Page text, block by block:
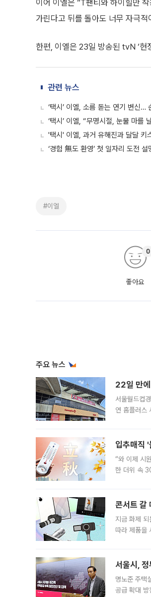
이어 이엘은 “T팬티와 하이힐만
가린다고 뒤를 돌아도 너무 자극
한편, 이엘은 23일 방송된 tvN ‘현
관련 뉴스
‘택시’ 이엘, 소름 돋는 연기 변신…
‘택시’ 이엘, “무명시절, 눈물 마를
'택시' 이엘, 과거 유해진과 달달 키
‘경험 無도 환영’ 첫 일자리 도전 설
#이엘
좋아요
0
주요 뉴스
22일 만
서울월드컵
연 홈플러스
입추매직
“와 이제 시
한 더위 속
콘서트 갈
지금 화제
따라 제품을
서울시,
명노준 주택
공급 확대 방